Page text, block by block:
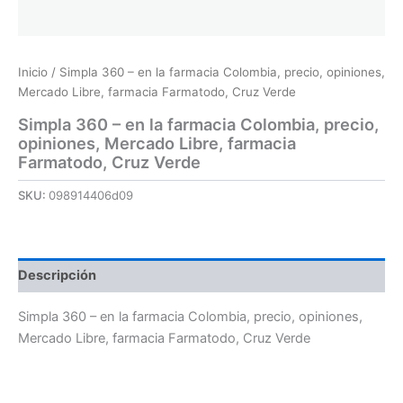
Inicio / Simpla 360 – en la farmacia Colombia, precio, opiniones,
Mercado Libre, farmacia Farmatodo, Cruz Verde
Simpla 360 – en la farmacia Colombia, precio,
opiniones, Mercado Libre, farmacia
Farmatodo, Cruz Verde
SKU: 098914406d09
Descripción
Simpla 360 – en la farmacia Colombia, precio, opiniones,
Mercado Libre, farmacia Farmatodo, Cruz Verde